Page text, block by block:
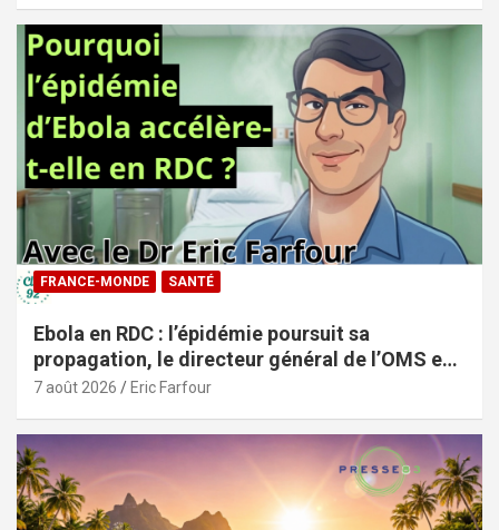
FRANCE-MONDE SANTÉ
Ebola en RDC : l’épidémie poursuit sa
propagation, le directeur général de l’OMS en
visite dans le pays
7 août 2026 Eric Farfour